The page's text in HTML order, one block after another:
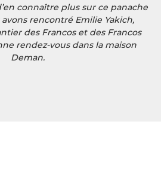
connaître plus sur ce panache
rencontré Emilie Yakich,
des Francos et des Francos
rendez-vous dans la maison
Deman.